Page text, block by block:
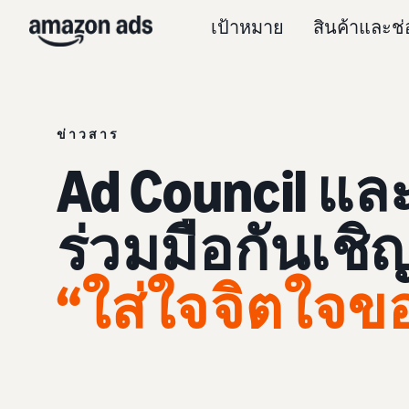
เป้าหมาย สินค้าและช่
ข่าวสาร
Ad Council
ร่วมมือกันเ
“ใส่ใจจิตใจข